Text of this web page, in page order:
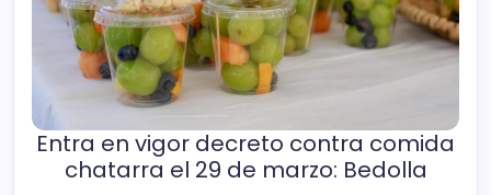
Entra en vigor decreto contra comida
chatarra el 29 de marzo: Bedolla